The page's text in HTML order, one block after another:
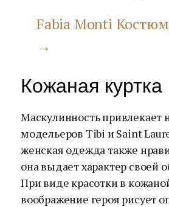
Fabia Monti
→
Кожаная куртка
Маскулинность привлекает
модельеров Tibi и Saint
женская одежда также
она выдает характер своей
При виде красотки в
воображение героя рисует